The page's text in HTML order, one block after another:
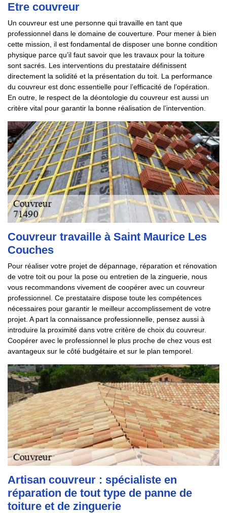
Etre couvreur
Un couvreur est une personne qui travaille en tant que
professionnel dans le domaine de couverture. Pour mener à bien
cette mission, il est fondamental de disposer une bonne condition
physique parce qu’il faut savoir que les travaux pour la toiture
sont sacrés. Les interventions du prestataire définissent
directement la solidité et la présentation du toit. La performance
du couvreur est donc essentielle pour l’efficacité de l’opération.
En outre, le respect de la déontologie du couvreur est aussi un
critère vital pour garantir la bonne réalisation de l’intervention.
Couvreur travaille à Saint Maurice Les
Couches
Pour réaliser votre projet de dépannage, réparation et rénovation
de votre toit ou pour la pose ou entretien de la zinguerie, nous
vous recommandons vivement de coopérer avec un couvreur
professionnel. Ce prestataire dispose toute les compétences
nécessaires pour garantir le meilleur accomplissement de votre
projet. A part la connaissance professionnelle, pensez aussi à
introduire la proximité dans votre critère de choix du couvreur.
Coopérer avec le professionnel le plus proche de chez vous est
avantageux sur le côté budgétaire et sur le plan temporel.
Artisan couvreur : spécialiste en
réparation de tout type de panne de
toiture et de zinguerie